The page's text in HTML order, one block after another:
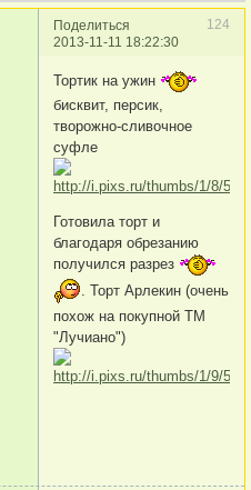
Поделиться
124
2013-11-11 18:22:30
Тортик на ужин
бисквит, персик,
творожно-сливочное
суфле
Готовила торт и
благодаря обрезанию
получился разрез
. Торт Арлекин (очень
похож на покупной ТМ
"Лучиано")